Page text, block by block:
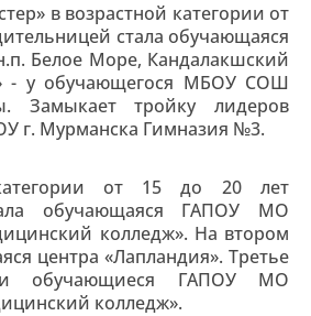
в возрастной категории от
стала обучающаяся
Белое Море, Кандалакшский
- у обучающегося МБОУ СОШ
тройку лидеров
г. Мурманска Гимназия №3.
от 15 до 20 лет
обучающаяся ГАПОУ МО
колледж». На втором
центра «Лапландия». Третье
обучающиеся ГАПОУ МО
колледж».